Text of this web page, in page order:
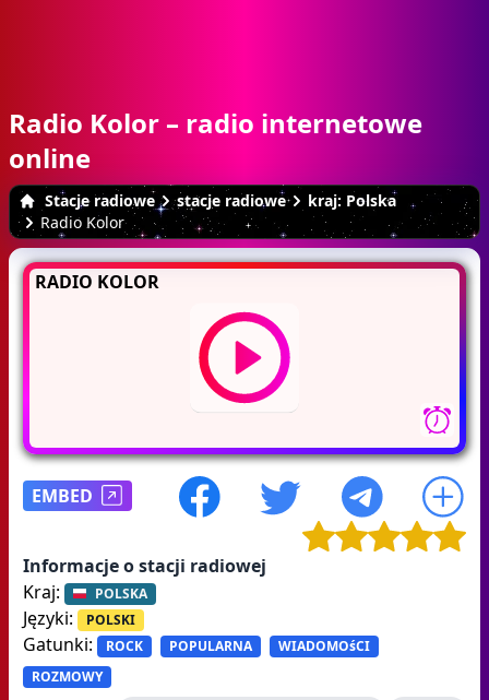
Radio Kolor – radio internetowe
online
Stacje radiowe stacje radiowe
kraj: Polska
Radio Kolor
RADIO KOLOR
EMBED
Informacje o stacji radiowej
Kraj:
POLSKA
Języki: POLSKI
Gatunki: ROCK POPULARNA
WIADOMOśCI
ROZMOWY